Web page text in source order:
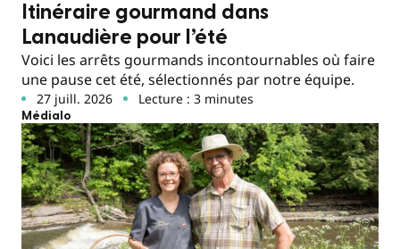
Itinéraire gourmand dans
Lanaudière pour l’été
Voici les arrêts gourmands incontournables où faire
une pause cet été, sélectionnés par notre équipe.
27 juill. 2026 Lecture : 3 minutes
Médialo